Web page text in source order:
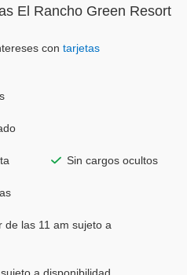
El Rancho Green Resort
contarjetas
Sin cargos ocultos
de las 11 am sujeto a